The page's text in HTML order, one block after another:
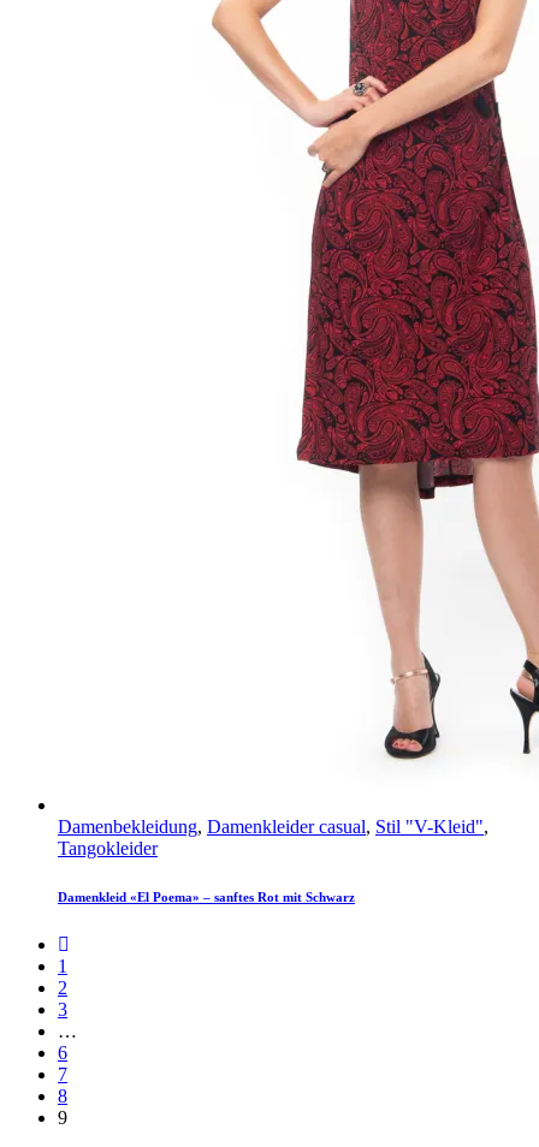
Damenbekleidung, Damenkleider casual, Stil "V-Kleid",
Tangokleider
Damenkleid «El Poema» – sanftes Rot mit Schwarz
1
2
3
…
6
7
8
9